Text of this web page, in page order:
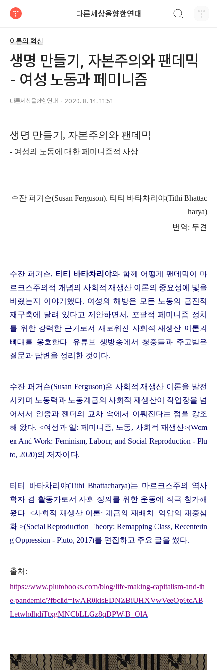
다른세상을향한연대
이론의 혁신
생명 만들기, 자본주의와 팬데믹
- 여성 노동과 페미니즘
다른세상을향한연대 2020. 8. 14. 11:51
생명 만들기, 자본주의와 팬데믹
- 여성의 노동에 대한 페미니즘적 사상
수잔 퍼거슨(Susan Ferguson). 티티 바타차리야(Tithi Bhattac
harya)
번역: 두견
수잔 퍼거슨, 티티 바타차리야와 함께 어떻게 팬데믹이 마
르크스주의적 개념의 사회적 재생산 이론의 중요성에 빛을
비췄는지 이야기했다. 여성의 해방은 모든 노동의 급진적
재구축에 달려 있다고 제안하면서 , 포괄적 페미니즘 정치
를 위한 강력한 근거로서 새로워진 사회적 재생산 이론의
뼈대를 옹호한다. 유튜브 생방송에서 청중들과 주고받은
질문과 답변을 정리한 것이다.
수잔 퍼거슨(Susan Ferguson)은 사회적 재생산 이론을 발전
시키며 노동력과 노동계급의 사회적 재생산이 작업장을 넘
어서서 인종과 젠더의 교차 속에서 이뤄진다는 점을 강조
해 왔다. <여성과 일: 페미니즘, 노동, 사회적 재생산>(Wom
en And Work: Feminism, Labour, and Social Reproduction - Plu
to, 2020)의 저자이다.
티티 바타차리야(Tithi Bhattacharya)는 마르크스주의 역사
학자 겸 활동가로서 사회 정의를 위한 운동에 적극 참가해
왔다. <사회적 재생산 이론: 계급의 재배치 , 억압의 재중심
화 >(Social Reproduction Theory: Remapping Class, Recenterin
g Oppression - Pluto, 2017)를 편집하고 주요 글을 썼다.
출처 :
https://www.plutobooks.com/blog/life-making-capitalism-and-th
e-pandemic/?fbclid=IwAR0kisEDNZBiUHXVwVeeOp9tcAB
LetwhdhdiTtxgMNCbLLGz8qDPW-B_OlA